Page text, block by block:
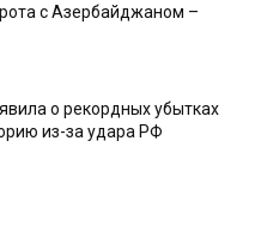
с Азербайджаном –
о рекордных убытках
из-за удара РФ